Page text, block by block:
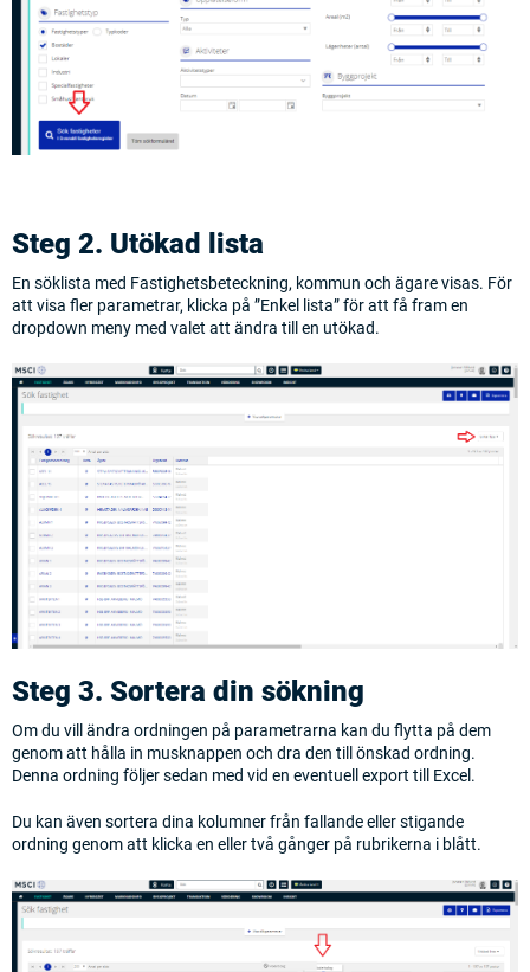
Steg 2. Utökad lista
En söklista med Fastighetsbeteckning, kommun och ägare visas. För
att visa fler parametrar, klicka på ”Enkel lista” för att få fram en
dropdown meny med valet att ändra till en utökad.
Steg 3. Sortera din sökning
Om du vill ändra ordningen på parametrarna kan du flytta på dem
genom att hålla in musknappen och dra den till önskad ordning.
Denna ordning följer sedan med vid en eventuell export till Excel.
Du kan även sortera dina kolumner från fallande eller stigande
ordning genom att klicka en eller två gånger på rubrikerna i blått.